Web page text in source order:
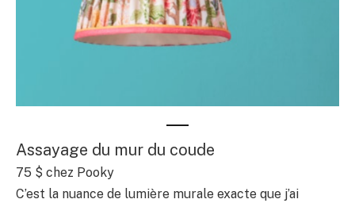
Assayage du mur du coude
75 $ chez Pooky
C’est la nuance de lumière murale exacte que j’ai